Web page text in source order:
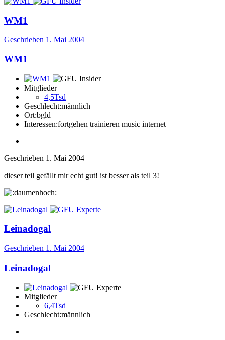
WM1
Geschrieben 1. Mai 2004
WM1
Mitglieder
4,5Tsd
Geschlecht:männlich
Ort:bgld
Interessen:fortgehen trainieren music internet
Geschrieben 1. Mai 2004
dieser teil gefällt mir echt gut! ist besser als teil 3!
Leinadogal
Geschrieben 1. Mai 2004
Leinadogal
Mitglieder
6,4Tsd
Geschlecht:männlich